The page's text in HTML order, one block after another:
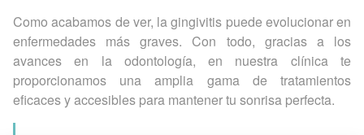
Como acabamos de ver, la gingivitis puede evolucionar en
enfermedades más graves. Con todo, gracias a los
avances en la odontología, en nuestra clínica te
proporcionamos una amplia gama de tratamientos
eficaces y accesibles para mantener tu sonrisa perfecta.